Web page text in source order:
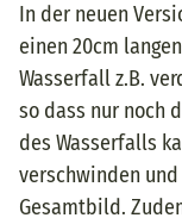
In der neuen
einen 20cm
Wasserfall z.B.
so dass nur noch
des Wasserfalls
verschwinden
Gesamtbild.